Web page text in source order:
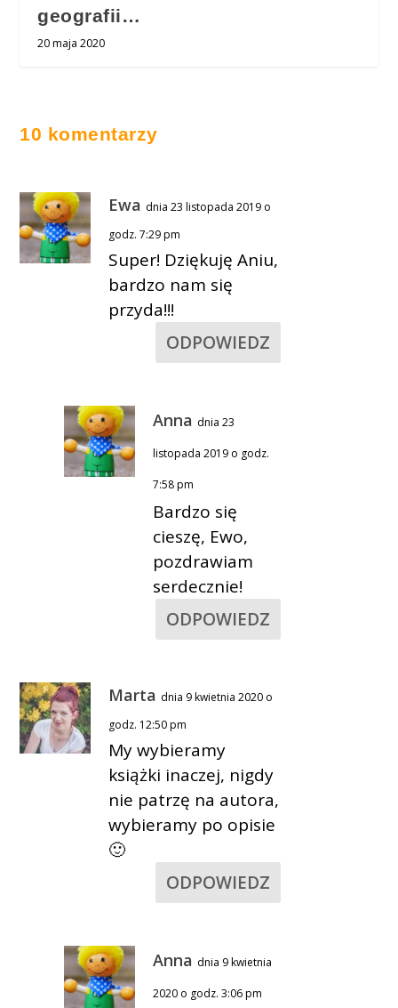
geografii…
20 maja 2020
10 komentarzy
Ewa dnia 23 listopada 2019 o
godz. 7:29 pm
Super! Dziękuję Aniu,
bardzo nam się
przyda!!!
ODPOWIEDZ
Anna dnia 23
listopada 2019 o godz.
7:58 pm
Bardzo się
cieszę, Ewo,
pozdrawiam
serdecznie!
ODPOWIEDZ
Marta dnia 9 kwietnia 2020 o
godz. 12:50 pm
My wybieramy
książki inaczej, nigdy
nie patrzę na autora,
wybieramy po opisie
🙂
ODPOWIEDZ
Anna dnia 9 kwietnia
2020 o godz. 3:06 pm